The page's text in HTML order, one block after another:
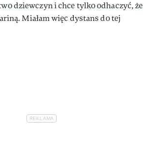
dziewczyn i chce tylko odhaczyć, że
Miałam więc dystans do tej